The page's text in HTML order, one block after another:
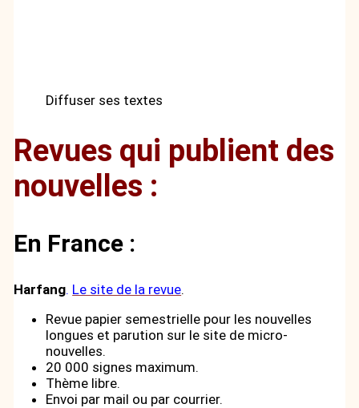
Diffuser ses textes
Revues qui publient des
nouvelles :
En France :
Harfang. Le site de la revue.
Revue papier semestrielle pour les nouvelles
longues et parution sur le site de micro-
nouvelles.
20 000 signes maximum.
Thème libre.
Envoi par mail ou par courrier.